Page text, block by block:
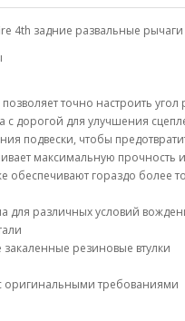
4th задние развальные
точно настроить
с дорогой для улучшения
подвески, чтобы
максимальную прочность
обеспечивают гораздо
для различных условий
закаленные резиновые втулки
с оригинальными требованиями